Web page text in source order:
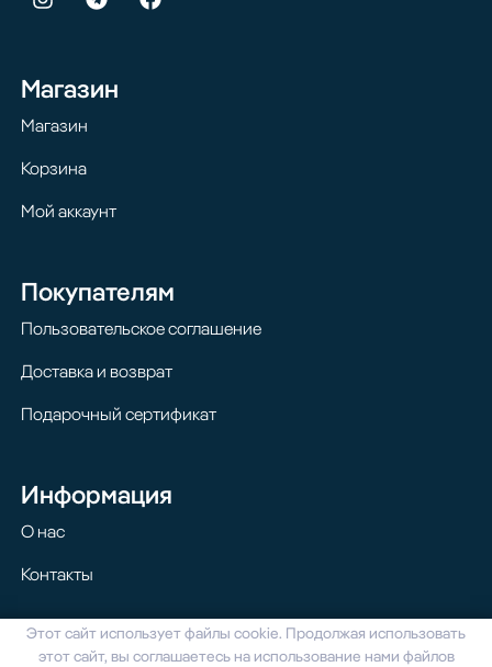
Магазин
Магазин
Корзина
Мой аккаунт
Покупателям
Пользовательское соглашение
Доставка и возврат
Подарочный сертификат
Информация
О нас
Контакты
© 2024 Homilton. Все права защищены
Этот сайт использует файлы cookie. Продолжая использовать
этот сайт, вы соглашаетесь на использование нами файлов